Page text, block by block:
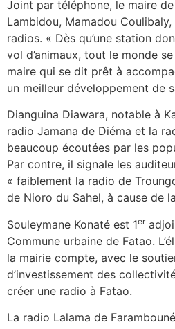
Joint par téléphone, le maire
Lambidou, Mamadou
radios. « Dès qu’une station
vol d’animaux, tout le monde
maire qui se dit prêt à
un meilleur développement de
Dianguina Diawara, notable à
radio Jamana de Diéma et la
beaucoup écoutées par les
Par contre, il signale les
« faiblement la radio de
de Nioro du Sahel, à cause de
Souleymane Konaté est 1er
Commune urbaine de Fatao.
la mairie compte, avec le
d’investissement des
créer une radio à Fatao.
La radio Lalama de